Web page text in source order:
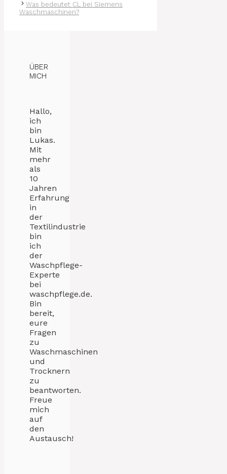
Was bedeutet CL bei Siemens
Waschmaschinen?
ÜBER
MICH
Hallo,
ich
bin
Lukas.
Mit
mehr
als
10
Jahren
Erfahrung
in
der
Textilindustrie
bin
ich
der
Waschpflege-
Experte
bei
waschpflege.de.
Bin
bereit,
eure
Fragen
zu
Waschmaschinen
und
Trocknern
zu
beantworten.
Freue
mich
auf
den
Austausch!